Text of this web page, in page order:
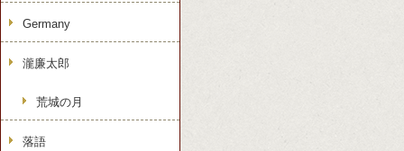
Germany
瀧廉太郎
荒城の月
落語